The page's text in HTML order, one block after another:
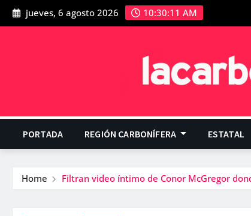
jueves, 6 agosto 2026 10:30:12 AM
PORTADA REGIÓN CARBONÍFERA ESTATAL
Home Filtran video íntimo de Conor McGregor